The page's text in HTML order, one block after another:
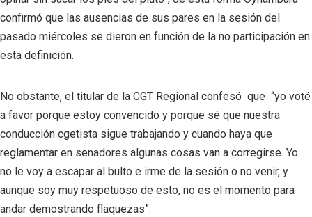
confirmó que las ausencias de sus pares en la sesión del
pasado miércoles se dieron en función de la no participación en
esta definición.
No obstante, el titular de la CGT Regional confesó que “yo voté
a favor porque estoy convencido y porque sé que nuestra
conducción cgetista sigue trabajando y cuando haya que
reglamentar en senadores algunas cosas van a corregirse. Yo
no le voy a escapar al bulto e irme de la sesión o no venir, y
aunque soy muy respetuoso de esto, no es el momento para
andar demostrando flaquezas”.